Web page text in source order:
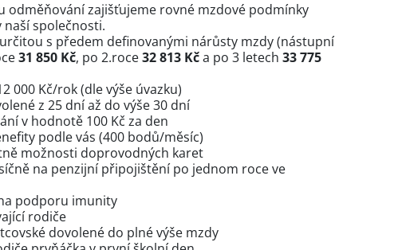
odměňování zajišťujeme rovné mzdové podmínky
společnosti.
s předem definovanými nárůsty mzdy (nástupní
31 850 Kč, po 2.roce32 813 Kča po 3 letech 33 775
000 Kč/rok (dle výše úvazku)
z 25 dní až do výše 30 dní
v hodnotě 100 Kč za den
podle vás (400 bodů/měsíc)
možnosti doprovodných karet
na penzijní připojištění po jednom roce ve
podporu imunity
rodiče
dovolené do plné výše mzdy